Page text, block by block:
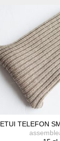
ETUI TELEFON